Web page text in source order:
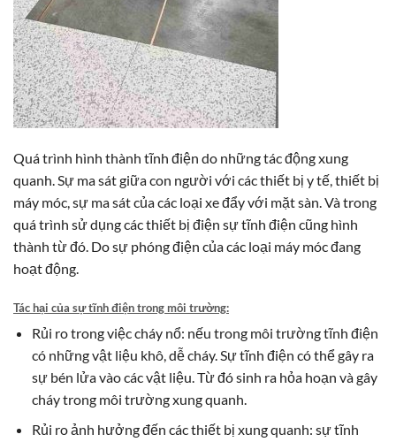
Quá trình hình thành tĩnh điện do những tác động xung
quanh. Sự ma sát giữa con người với các thiết bị y tế, thiết bị
máy móc, sự ma sát của các loại xe đẩy với mặt sàn. Và trong
quá trình sử dụng các thiết bị điện sự tĩnh điện cũng hình
thành từ đó. Do sự phóng điện của các loại máy móc đang
hoạt động.
Tác hại của sự tĩnh điện trong môi trường:
Rủi ro trong việc cháy nổ: nếu trong môi trường tĩnh điện
có những vật liệu khô, dễ cháy. Sự tĩnh điện có thể gây ra
sự bén lửa vào các vật liệu. Từ đó sinh ra hỏa hoạn và gây
cháy trong môi trường xung quanh.
Rủi ro ảnh hưởng đến các thiết bị xung quanh: sự tĩnh